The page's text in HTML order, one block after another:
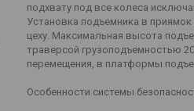
подхвату под все колеса
Установка подъемника в
цеху. Максимальная высота
траверсой грузоподъемностью
перемещения, в платформы
Особенности системы